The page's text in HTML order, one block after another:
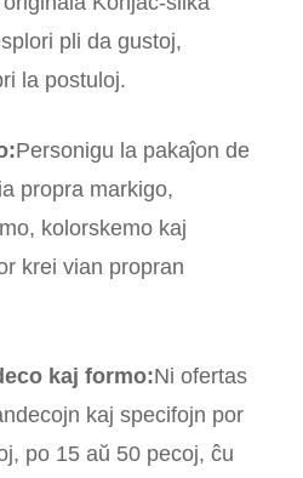
pli da gustoj,
la postuloj.
Personigu la pakaĵon de
propra markigo,
kolorskemo kaj
krei vian propran
kaj formo:Ni ofertas
kaj specifojn por
po 15 aŭ 50 pecoj, ĉu